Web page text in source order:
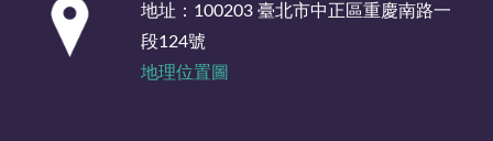
地址：100203 臺北市中正區重慶南路一
段124號
地理位置圖